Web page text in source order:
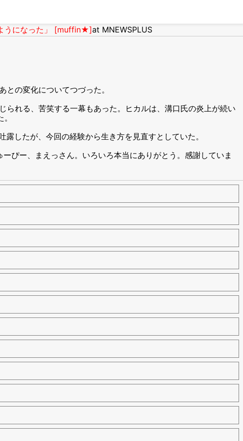
うになった」 [muffin★]at MNEWSPLUS
の変化についてつづった。
れる、苦笑する一幕もあった。ヒカルは、溝口氏の炎上が続い
したが、今回の経験から生き方を見直すとしていた。
ぴー、まえっさん。いろいろ本当にありがとう。感謝していま